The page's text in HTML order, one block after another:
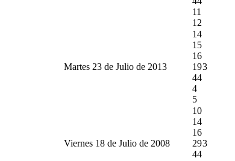
11
12
Martes 23 de Julio de 2013
14
15
16
19
44
4
5
3
Viernes 18 de Julio de 2008
10
14
16
29
44
3